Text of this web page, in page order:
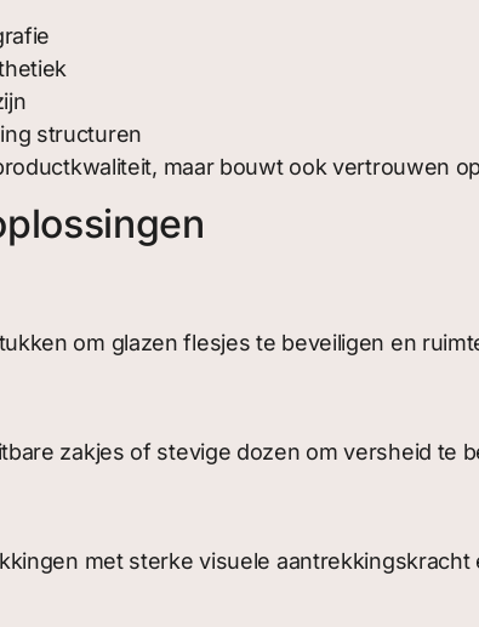
structuren
maar bouwt ook vertrouwen
om glazen flesjes te beveiligen en
zakjes of stevige dozen om versheid te
met sterke visuele